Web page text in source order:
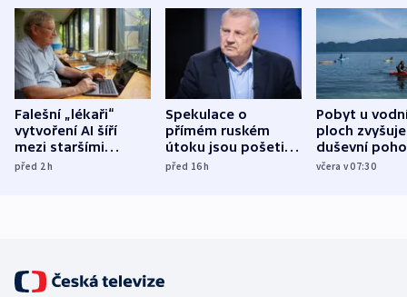
Falešní „lékaři“
vytvoření AI šíří
mezi staršími
Poláky nebezpečné
před 2h
Spekulace o
přímém ruském
útoku jsou pošetilé,
míní estonský
před 16h
Pobyt u
ploch zvyšuje
duševní
ukázala
včera v 07:30